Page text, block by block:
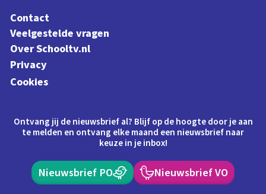
Contact
Veelgestelde vragen
Over Schooltv.nl
Privacy
Cookies
Ontvang jij de nieuwsbrief al? Blijf op de hoogte door je aan
te melden en ontvang elke maand een nieuwsbrief naar
keuze in je inbox!
Nieuwsbrief PO Nieuwsbrief VO